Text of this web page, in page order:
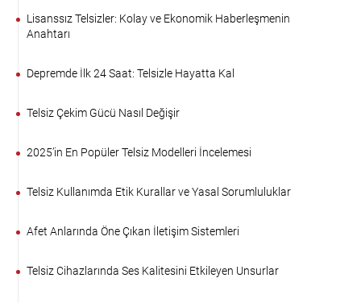
Lisanssız Telsizler: Kolay ve Ekonomik Haberleşmenin
Anahtarı
Depremde İlk 24 Saat: Telsizle Hayatta Kal
Telsiz Çekim Gücü Nasıl Değişir
2025’in En Popüler Telsiz Modelleri İncelemesi
Telsiz Kullanımda Etik Kurallar ve Yasal Sorumluluklar
Afet Anlarında Öne Çıkan İletişim Sistemleri
Telsiz Cihazlarında Ses Kalitesini Etkileyen Unsurlar